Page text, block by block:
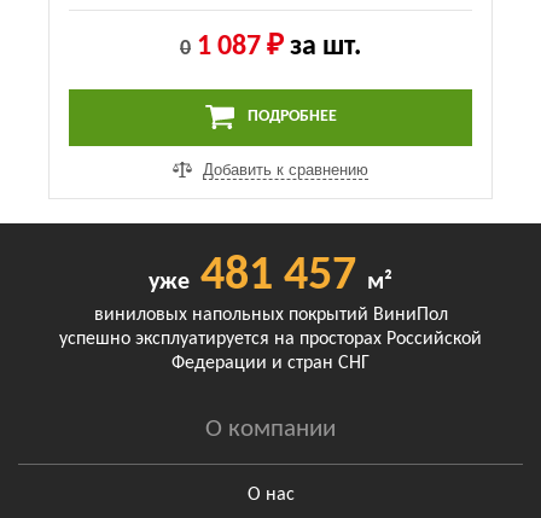
0 1 087 ₽ за шт.
ПОДРОБНЕЕ
Добавить к сравнению
уже 481 457 м²
виниловых напольных покрытий ВиниПол
успешно эксплуатируется на просторах Российской
Федерации и стран СНГ
О компании
О нас